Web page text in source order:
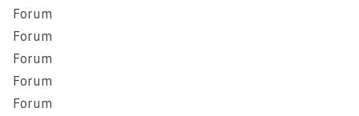
Forum
Forum
Forum
Forum
Forum